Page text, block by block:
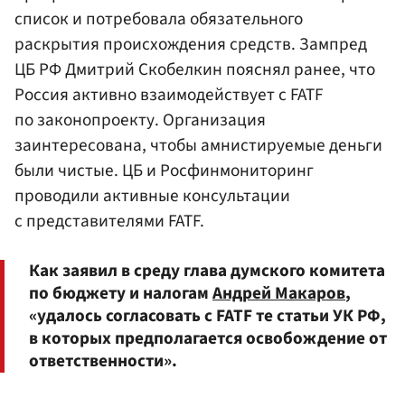
список и потребовала обязательного
раскрытия происхождения средств. Зампред
ЦБ РФДмитрий Скобелкин пояснял ранее, что
Россия активно взаимодействует с FATF
по законопроекту. Организация
заинтересована, чтобы амнистируемые деньги
были чистые. ЦБ и Росфинмониторинг
проводили активные консультации
с представителями FATF.
Как заявил в среду глава думского комитета
по бюджету и налогамАндрей Макаров,
«удалось согласовать с FATF те статьи УК РФ,
в которых предполагается освобождение от
ответственности».